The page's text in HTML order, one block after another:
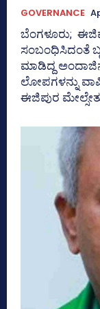
GOVERNANCE
ಬೆಂಗಳೂರು;
ಸಂಬಂಧಿಸಿದಂತೆ
ಮಾಡಿದ್ದ
ಲೋಪಗಳನ್ನು
ಈಜಿಪುರ